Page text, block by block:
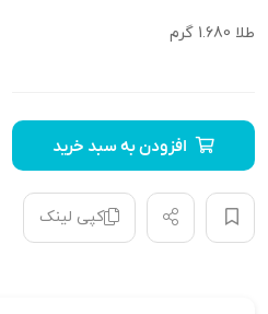
طلا 1.680 گرم
افزودن به سبد خرید
کپی لینک